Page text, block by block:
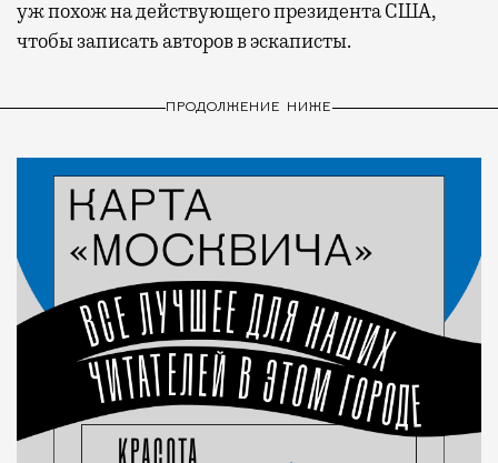
уж похож на действующего президента США,
чтобы записать авторов в эскаписты.
ПРОДОЛЖЕНИЕ НИЖЕ